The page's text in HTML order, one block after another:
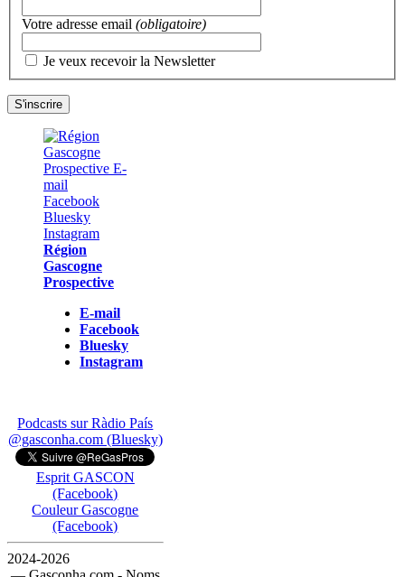
Votre adresse email (obligatoire)
Je veux recevoir la Newsletter
Région
Gascogne
Prospective
E-mail
Facebook
Bluesky
Instagram
Podcasts sur Ràdio País
@gasconha.com (Bluesky)
Esprit GASCON
(Facebook)
Couleur Gascogne
(Facebook)
2024-2026